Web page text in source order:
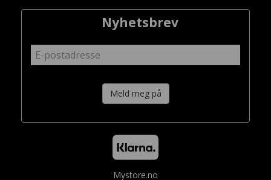
Nyhetsbrev
Meld meg på
Mystore.no